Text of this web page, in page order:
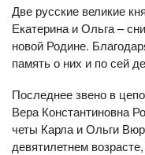
Две русские великие
Екатерина и Ольга –
новой Родине.
память о них и по сей
Последнее звено в
Вера Константиновна
четы Карла и Ольги
девятилетнем